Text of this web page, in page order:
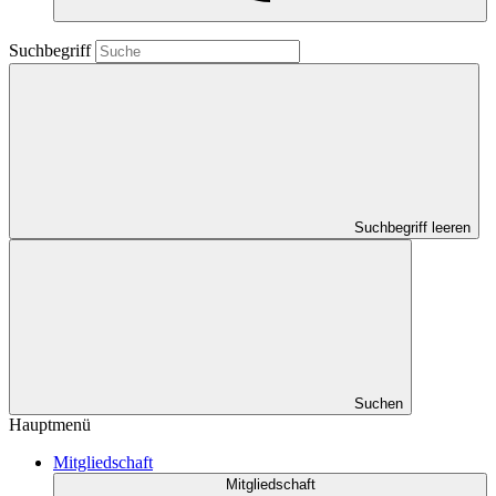
Suchbegriff
Suchbegriff leeren
Suchen
Hauptmenü
Mitgliedschaft
Mitgliedschaft